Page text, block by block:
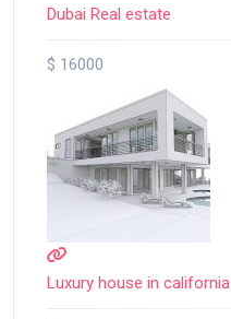
Dubai Real estate
$ 16000
Luxury house in california